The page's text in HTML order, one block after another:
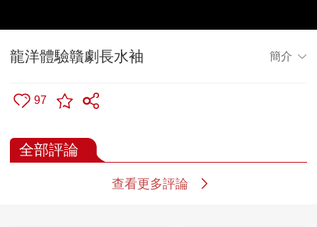
龍洋體驗贛劇長水袖 簡介
97
全部評論
查看更多評論